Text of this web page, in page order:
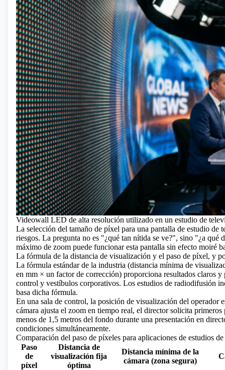
Videowall LED de alta resolución utilizado en un estudio de
La selección del tamaño de píxel para una pantalla de estudio
riesgos. La pregunta no es "¿qué tan nítida se ve?", sino "¿a
máximo de zoom puede funcionar esta pantalla sin efecto moiré
La fórmula de la distancia de visualización y el paso de píxel, y
La fórmula estándar de la industria (distancia mínima de
en mm × un factor de corrección) proporciona resultados claros
control y vestíbulos corporativos. Los estudios de radiodifusión
basa dicha fórmula.
En una sala de control, la posición de visualización del operador
cámara ajusta el zoom en tiempo real, el director solicita
menos de 1,5 metros del fondo durante una presentación en
condiciones simultáneamente.
Comparación del paso de píxeles para aplicaciones de estudios
Paso
de
píxel
Distancia de
visualización fija
óptima
Distancia mínima de la
cámara (zona segura)